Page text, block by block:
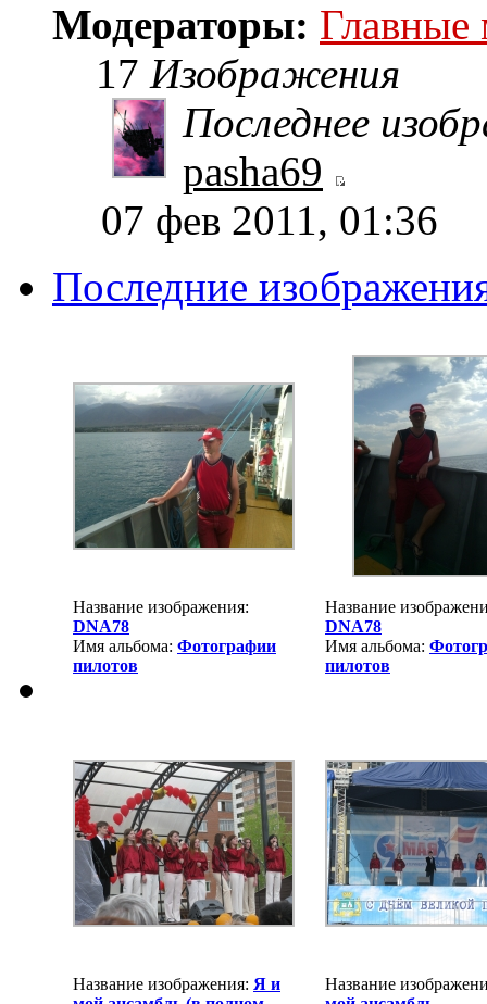
Модераторы: Главные
17 Изображения
Последнее
pasha69
07 фев 2011, 01:36
Последние
Название изображения:
DNA78
Имя альбома: Фотографии
пилотов
Название
DNA78
Имя альбома:
пилотов
Название изображения: Я и
Название